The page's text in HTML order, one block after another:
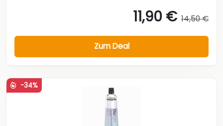
11,90 € 14,50 €
Zum Deal
-34%